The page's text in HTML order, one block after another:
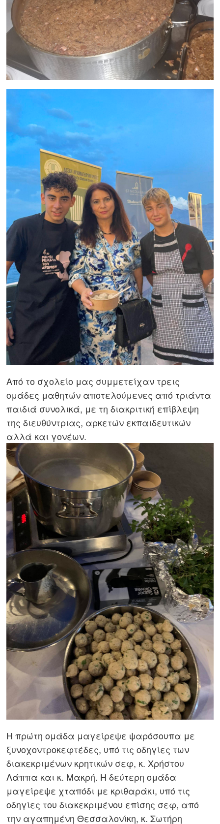
Από το σχολείο μας συμμετείχαν τρεις
ομάδες μαθητών αποτελούμενες από τριάντα
παιδιά συνολικά, με τη διακριτική επίβλεψη
της διευθύντριας, αρκετών εκπαιδευτικών
αλλά και γονέων.
Η πρώτη ομάδα μαγείρεψε ψαρόσουπα με
ξυνοχοντροκεφτέδες, υπό τις οδηγίες των
διακεκριμένων κρητικών σεφ, κ. Χρήστου
Λάππα και κ. Μακρή. Η δεύτερη ομάδα
μαγείρεψε χταπόδι με κριθαράκι, υπό τις
οδηγίες του διακεκριμένου επίσης σεφ, από
την αγαπημένη Θεσσαλονίκη, κ. Σωτήρη